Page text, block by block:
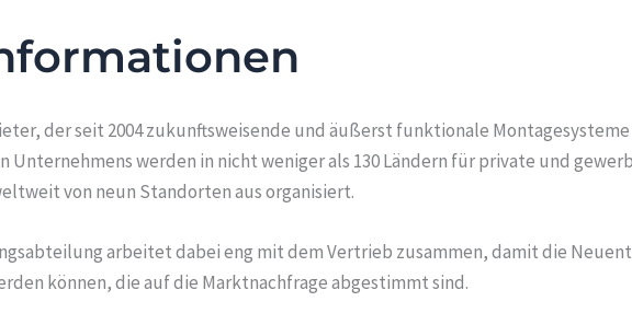
der seit 2004 zukunftsweisende und äußerst funktionale
Unternehmens werden in nicht weniger als 130 Ländern für private und
von neun Standorten aus organisiert.
arbeitet dabei eng mit dem Vertrieb zusammen, damit die
können, die auf die Marktnachfrage abgestimmt sind.